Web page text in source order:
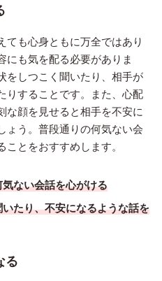
ても心身ともに万全ではあり
にも気を配る必要がありま
をしつこく聞いたり、相手が
りすることです。また、心配
な顔を見せると相手を不安に
ょう。普段通りの何気ない会
とをおすすめします。
ない会話を心がける
たり、不安になるような話を
る